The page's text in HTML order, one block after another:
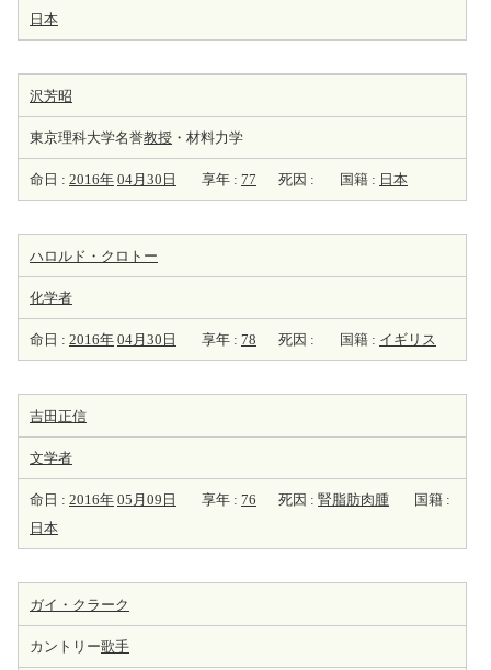
日本
沢芳昭
東京理科大学名誉教授 ・材料力学
命日 : 2016年 04月30日 享年 : 77 死因 : 国籍 : 日本
ハロルド・クロトー
化学者
命日 : 2016年 04月30日 享年 : 78 死因 : 国籍 : イギリス
吉田正信
文学者
命日 : 2016年 05月09日 享年 : 76 死因 : 腎脂肪肉腫
国籍 :
日本
ガイ・クラーク
カントリー歌手